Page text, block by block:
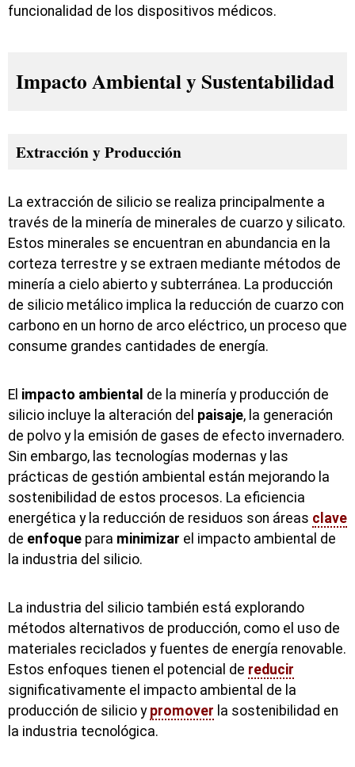
funcionalidad de los dispositivos médicos.
Impacto Ambiental y Sustentabilidad
Extracción y Producción
La extracción de silicio se realiza principalmente a
través de la minería de minerales de cuarzo y silicato.
Estos minerales se encuentran en abundancia en la
corteza terrestre y se extraen mediante métodos de
minería a cielo abierto y subterránea. La producción
de silicio metálico implica la reducción de cuarzo con
carbono en un horno de arco eléctrico, un proceso que
consume grandes cantidades de energía.
El impacto ambiental de la minería y producción de
silicio incluye la alteración del paisaje, la generación
de polvo y la emisión de gases de efecto invernadero.
Sin embargo, las tecnologías modernas y las
prácticas de gestión ambiental están mejorando la
sostenibilidad de estos procesos. La eficiencia
energética y la reducción de residuos son áreas clave
de enfoque para minimizar el impacto ambiental de
la industria del silicio.
La industria del silicio también está explorando
métodos alternativos de producción, como el uso de
materiales reciclados y fuentes de energía renovable.
Estos enfoques tienen el potencial de reducir
significativamente el impacto ambiental de la
producción de silicio y promover la sostenibilidad en
la industria tecnológica.